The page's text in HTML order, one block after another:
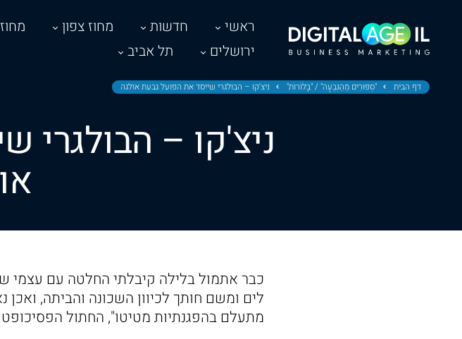
ראשי חדשות מחוז צפון
ירושלים
תל אביב
דף הבית "סִפּוּרִים מֵהַגִּבְעָה" / "בָּלֹוֹרוֹת" ניצ'קו – הבולגרי שייסד את הפועל גבעת אולגה
ניצ'קו – הבולגרי
כבר אתמול בלילה קיבלתי החלטה עם עצמי
לים ומשם חותך לכיוון השכונה והביתה,
מתעלם בהפגנתיות מטיטו", החתול הפסיכופט